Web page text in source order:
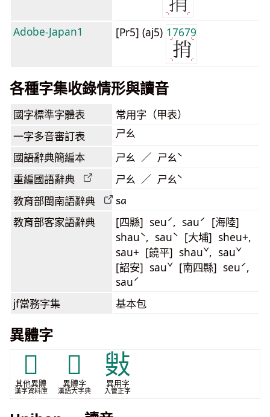
Adobe-Japan1 [Pr5] (aj5) 17679
各種字集收錄情形與讀音
國字標準字體表 常用字（甲表）
一字多音審訂表 ㄕㄠ
國語辭典簡編本 ㄕㄠ ／ ㄕㄠˋ
重編國語辭典 ㄕㄠ ／ ㄕㄠˋ
教育部閩南語辭典 sa
教育部客家語辭典
[四縣] seuˊ, sauˊ [海陸]
shauˋ, sauˋ [大埔] sheu+,
sau+ [饒平] shauˇ, sauˇ
[詔安] sauˇ [南四縣] seuˊ,
sauˊ
jf當務字集 基本包
異體字
𢭓
其他異體
漢字資料庫
𢾐
異體字
漢語大字典
㪢
異用字
入管正字